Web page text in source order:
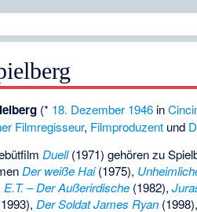
(* 18. Dezember 1946 in
Filmregisseur, Filmproduzent und
Duell(1971) gehören zu
Der weiße Hai(1975),
E.T. – Der Außerirdische (1982),
Der Soldat James Ryan (1998),